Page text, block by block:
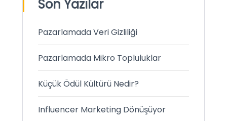
Son Yazılar
Pazarlamada Veri Gizliliği
Pazarlamada Mikro Topluluklar
Küçük Ödül Kültürü Nedir?
Influencer Marketing Dönüşüyor